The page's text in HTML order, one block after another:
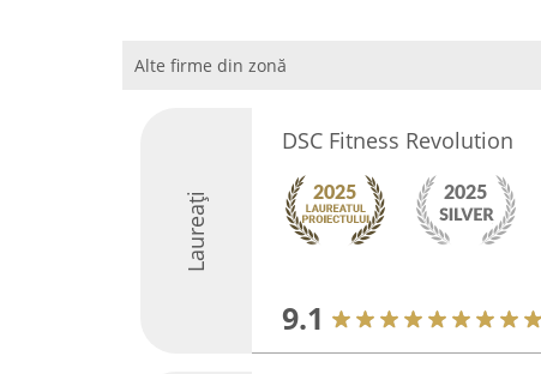
Alte firme din zonă
Laureați
DSC Fitness Revolution
9.1